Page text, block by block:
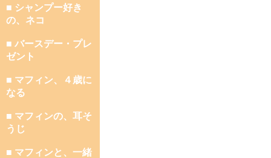
■ シャンプー好き
の、ネコ
■ バースデー・プレ
ゼント
■ マフィン、４歳に
なる
■ マフィンの、耳そ
うじ
■ マフィンと、一緒